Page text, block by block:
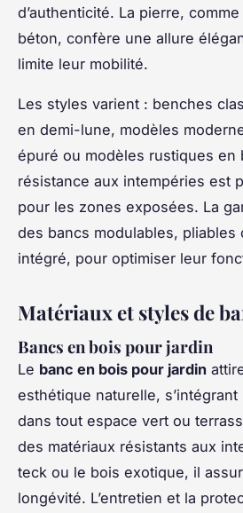
d’authenticité. La pierre,
béton, confère une allure
limite leur mobilité.
Les styles varient : benches
en demi-lune, modèles
épuré ou modèles rustiques en
résistance aux intempéries est
pour les zones exposées. La
des bancs modulables, pliables
intégré, pour optimiser leur
Matériaux et styles de
Bancs en bois pour jardin
Le banc en bois pour jardin
esthétique naturelle,
dans tout espace vert ou
des matériaux résistants aux
teck ou le bois exotique, il
longévité. L’entretien et la